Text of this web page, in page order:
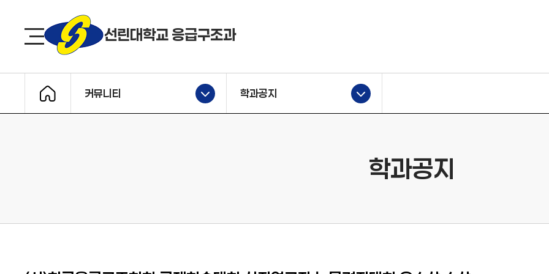
사이트맵
선린대 로고
선린대학교 응급구조과
메인으로
커뮤니티 학과공지
학과공지